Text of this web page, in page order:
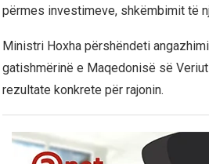
përmes investimeve, shkëmbimit të
Ministri Hoxha përshëndeti
gatishmërinë e Maqedonisë së
rezultate konkrete për rajonin.